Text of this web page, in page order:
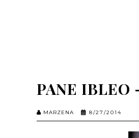
PANE
MARZENA 8/27/2014